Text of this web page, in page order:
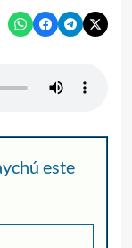
este